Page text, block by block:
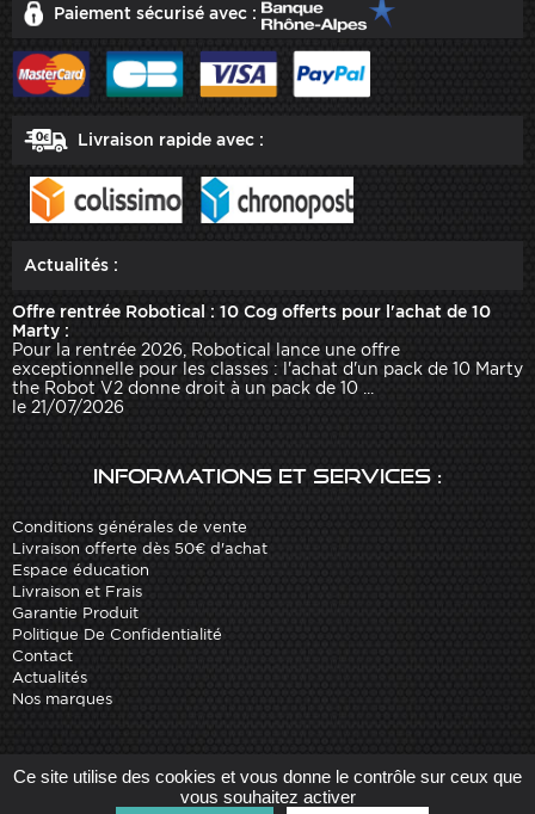
Paiement sécurisé avec :
Livraison rapide avec :
Actualités :
Offre rentrée Robotical : 10 Cog offerts pour l'achat de 10
Marty :
Pour la rentrée 2026, Robotical lance une offre
exceptionnelle pour les classes : l'achat d'un pack de 10 Marty
the Robot V2 donne droit à un pack de 10 ...
le 21/07/2026
Informations et services :
Conditions générales de vente
Livraison offerte dès 50€ d'achat
Espace éducation
Livraison et Frais
Garantie Produit
Politique De Confidentialité
Contact
Actualités
Nos marques
Site réalisé par Arobases
Copyright 2010-2023 www.robot-advance.com
Ce site utilise des cookies et vous donne le contrôle sur ceux que
vous souhaitez activer